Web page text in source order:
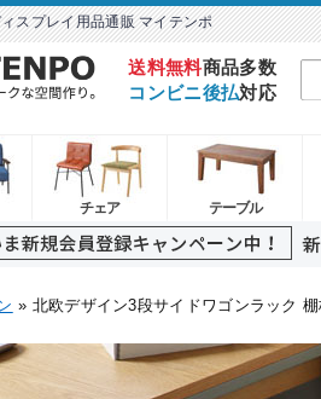
スプレイ用品通販 マイテンポ
送料無料商品多数
コンビニ後払対応
チェア テーブル
» 北欧デザイン3段サイドワゴンラック